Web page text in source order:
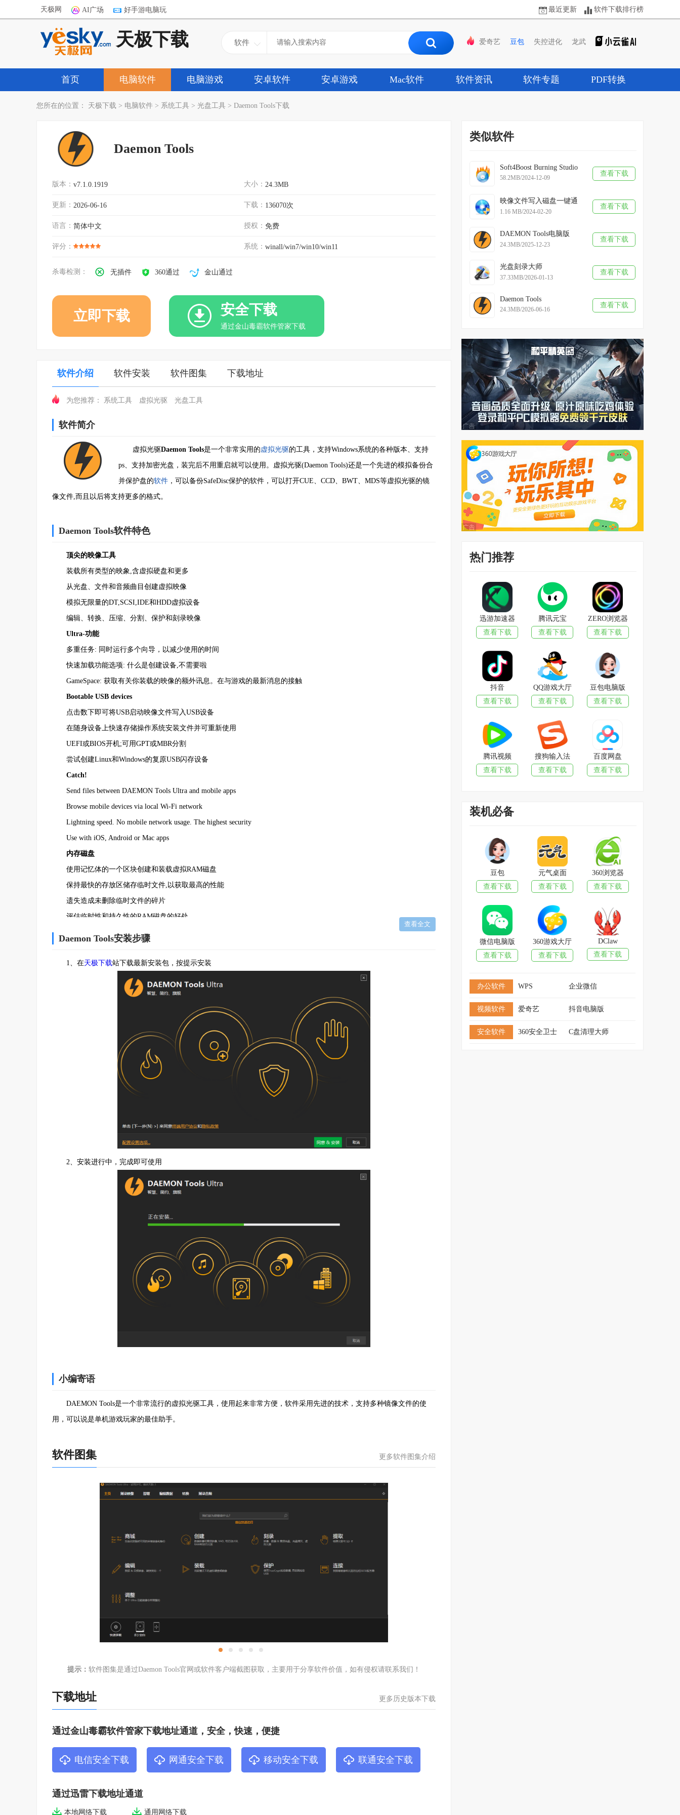
天极网 AI广场 好手游电脑玩 最近更新 软件下载排行榜
天极下载 软件 爱奇艺 豆包 失控进化 龙武
首页 电脑软件 电脑游戏 安卓软件 安卓游戏 Mac软件 软件资讯 软件专题 PDF转换
您所在的位置： 天极下载 > 电脑软件 > 系统工具 > 光盘工具 > Daemon Tools下载
Daemon Tools
版本： v7.1.0.1919 大小： 24.3MB
更新： 2026-06-16 下载： 136070次
语言： 简体中文 授权： 免费
评分： 系统： winall/win7/win10/win11
杀毒检测： 无插件 360通过 金山通过
立即下载 安全下载
通过金山毒霸软件管家下载
软件介绍 软件安装 软件图集 下载地址
为您推荐： 系统工具 虚拟光驱 光盘工具
软件简介
虚拟光驱Daemon Tools是一个非常实用的 虚拟光驱的工具，支持Windows系统的各种版本、支持
ps、支持加密光盘，装完后不用重启就可以使用。虚拟光驱(Daemon Tools)还是一个先进的模拟备份合
并保护盘的软件 ，可以备份SafeDisc保护的软件，可以打开CUE、CCD、BWT、MDS等虚拟光驱的镜
像文件,而且以后将支持更多的格式。
Daemon Tools软件特色
顶尖的映像工具
装载所有类型的映象,含虚拟硬盘和更多
从光盘、文件和音频曲目创建虚拟映像
模拟无限量的DT,SCSI,IDE和HDD虚拟设备
编辑、转换、压缩、分割、保护和刻录映像
Ultra-功能
多重任务: 同时运行多个向导，以减少使用的时间
快速加载功能选项: 什么是创建设备,不需要啦
GameSpace: 获取有关你装载的映像的额外讯息。在与游戏的最新消息的接触
Bootable USB devices
点击数下即可将USB启动映像文件写入USB设备
在随身设备上快速存储操作系统安装文件并可重新使用
UEFI或BIOS开机;可用GPT或MBR分割
尝试创建Linux和Windows的复原USB闪存设备
Catch!
Send files between DAEMON Tools Ultra and mobile apps
Browse mobile devices via local Wi-Fi network
Lightning speed. No mobile network usage. The highest security
Use with iOS, Android or Mac apps
内存磁盘
使用记忆体的一个区块创建和装载虚拟RAM磁盘
保持最快的存放区储存临时文件,以获取最高的性能
遗失造成未删除临时文件的碎片
评估临时性和持久性的RAM磁盘的好处
VHD和TrueCrypt文件
备份你的数据和主机上的多个OS在你的PC上
使用TrueCrypt 空间,以保护最敏感的数据
装载TrueCrypt 和VHD 文件以创建在其他的应用程序
备份任何文件到磁盘、VHD或TrueCrypt容器
添加和调整备份任务以自动运行
规划您的备份排程
开启电邮通知以监控备份进度
创建可写入的虚拟磁盘并且代替光盘来写入映像文件
通过DAEMON Tools或者其他应用程序来使用可写的虚拟磁盘
最大程度减少您的设备损耗
查看全文
Daemon Tools安装步骤
1、在天极下载站下载最新安装包，按提示安装
2、安装进行中，完成即可使用
小编寄语
DAEMON Tools是一个非常流行的虚拟光驱工具，使用起来非常方便，软件采用先进的技术，支持多种镜像文件的使
用，可以说是单机游戏玩家的最佳助手。
软件图集 更多软件图集介绍
提示： 软件图集是通过Daemon Tools官网或软件客户端截图获取，主要用于分享软件价值，如有侵权请联系我们！
下载地址 更多历史版本下载
通过金山毒霸软件管家下载地址通道，安全，快速，便捷
电信安全下载 网通安全下载 移动安全下载 联通安全下载
通过迅雷下载地址通道
本地网络下载 通用网络下载
类似软件
Soft4Boost Burning Studio
58.2MB/2024-12-09
查看下载
映像文件写入磁盘一键通
1.16 MB/2024-02-20
查看下载
DAEMON Tools电脑版
24.3MB/2025-12-23
查看下载
光盘刻录大师
37.33MB/2026-01-13
查看下载
Daemon Tools
24.3MB/2026-06-16
查看下载
热门推荐
迅游加速器
查看下载
腾讯元宝
查看下载
ZERO浏览器
查看下载
抖音
查看下载
QQ游戏大厅
查看下载
豆包电脑版
查看下载
腾讯视频
查看下载
搜狗输入法
查看下载
百度网盘
查看下载
装机必备
豆包
查看下载
元气桌面
查看下载
360浏览器
查看下载
微信电脑版
查看下载
360游戏大厅
查看下载
DClaw
查看下载
办公软件 WPS 企业微信
视频软件 爱奇艺 抖音电脑版
安全软件 360安全卫士 C盘清理大师